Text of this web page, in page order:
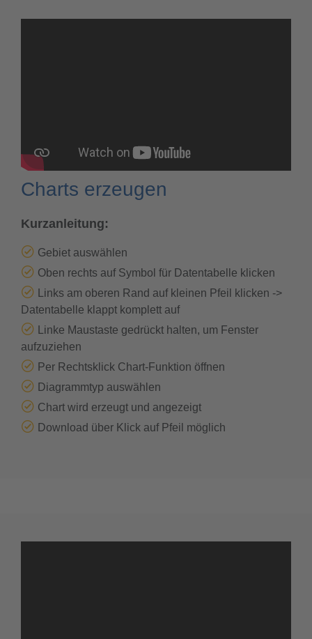
Charts erzeugen
Kurzanleitung:
Gebiet auswählen
Oben rechts auf Symbol für Datentabelle klicken
Links am oberen Rand auf kleinen Pfeil klicken ->
Datentabelle klappt komplett auf
Linke Maustaste gedrückt halten, um Fenster
aufzuziehen
Per Rechtsklick Chart-Funktion öffnen
Diagrammtyp auswählen
Chart wird erzeugt und angezeigt
Download über Klick auf Pfeil möglich